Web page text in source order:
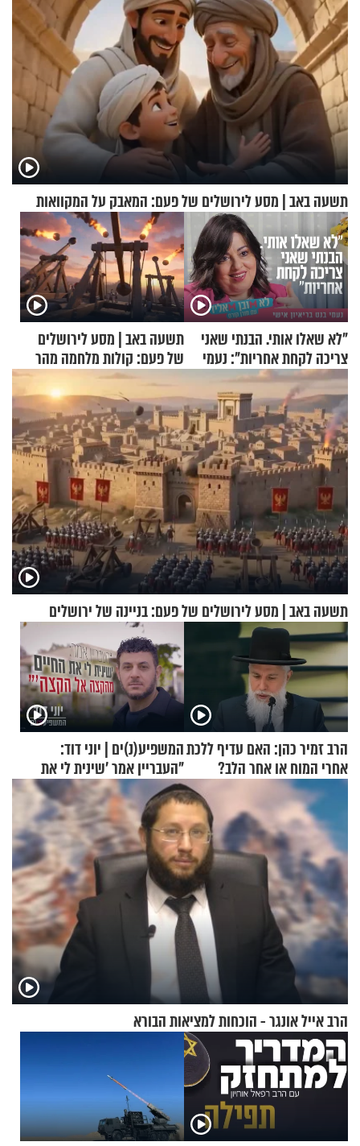
תשעה באב | מסע לירושלים של פעם: המאבק על המקוואות
"לא שאלו אותי. הבנתי שאני
צריכה לקחת אחריות": נעמי
בנט בריאיון אישי
תשעה באב | מסע לירושלים
של פעם: קולות מלחמה מהר
הזיתים
תשעה באב | מסע לירושלים של פעם: בניינה של ירושלים
הרב זמיר כהן: האם עדיף ללכת
אחרי המוח או אחר הלב?
המשפיע(נ)ים | יוני דוד:
"העבריין אמר 'שינית לי את
החיים מהקצה אל הקצה'"
הרב אייל אונגר - הוכחות למציאות הבורא